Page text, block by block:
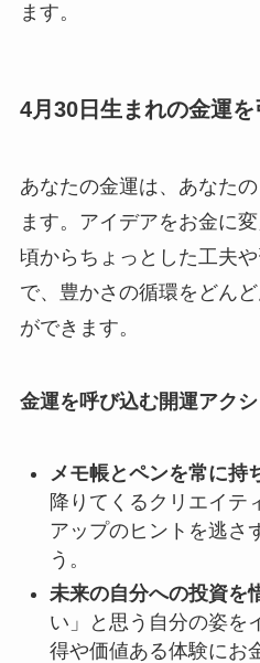
ます。
4月30日生まれの金運
あなたの金運は、あなた
ます。アイデアをお金に
頃からちょっとした工夫
で、豊かさの循環をどん
ができます。
金運を呼び込む開運アク
メモ帳とペンを常に持
降りてくるクリエイテ
アップのヒントを逃さ
う。
未来の自分への投資を
い」と思う自分の姿を
得や価値ある体験にお